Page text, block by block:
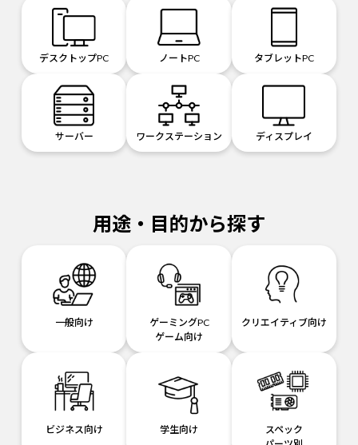
デスクトップPC ノートPC タブレットPC
サーバー ワークステーション ディスプレイ
用途・目的から探す
一般向け
ゲーミングPC
ゲーム向け
クリエイティブ向け
ビジネス向け 学生向け
スペック